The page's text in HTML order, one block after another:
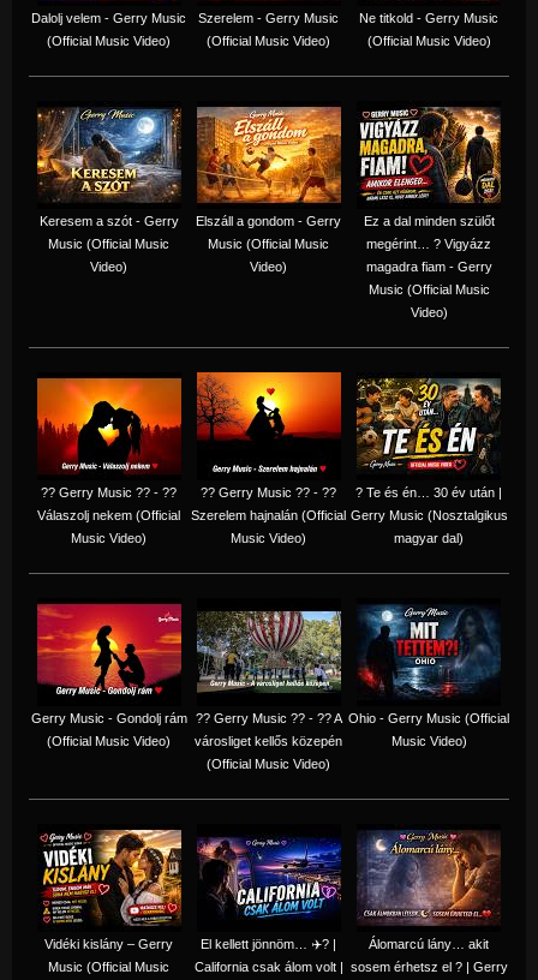
Dalolj velem - Gerry Music
(Official Music Video)
Szerelem - Gerry Music
(Official Music Video)
Ne titkold - Gerry Music
(Official Music Video)
Keresem a szót - Gerry
Music (Official Music
Video)
Elszáll a gondom - Gerry
Music (Official Music
Video)
Ez a dal minden szülőt
megérint… ? Vigyázz
magadra fiam - Gerry
Music (Official Music
Video)
?? Gerry Music ?? - ??
Válaszolj nekem (Official
Music Video)
?? Gerry Music ?? - ??
Szerelem hajnalán (Official
Music Video)
? Te és én… 30 év után |
Gerry Music (Nosztalgikus
magyar dal)
Gerry Music - Gondolj rám
(Official Music Video)
?? Gerry Music ?? - ?? A
városliget kellős közepén
(Official Music Video)
Ohio - Gerry Music (Official
Music Video)
Vidéki kislány – Gerry
Music (Official Music
El kellett jönnöm… ✈️? |
California csak álom volt |
Álomarcú lány… akit
sosem érhetsz el ? | Gerry